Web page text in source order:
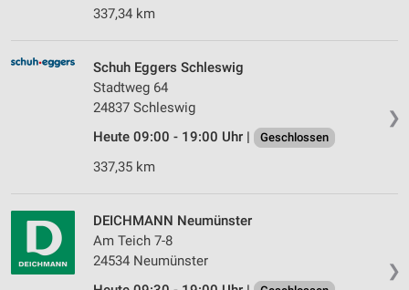
337,34 km
❯
Schuh Eggers Schleswig
Stadtweg 64
24837 Schleswig
Heute 09:00 - 19:00 Uhr |
Geschlossen
337,35 km
❯
DEICHMANN Neumünster
Am Teich 7-8
24534 Neumünster
personalisierter Inhalte
Messung der Werbeleistung
Messung der Performance von Inhalten
Analyse von Zielgruppen durch Statistiken oder
Entwicklung und Verbesserung der Angebote
Verwendung reduzierter Daten zur Auswahl von